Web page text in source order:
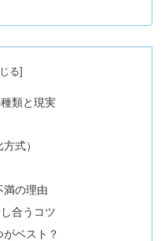
類と現実
式）
満の理由
合うコツ
ベスト？